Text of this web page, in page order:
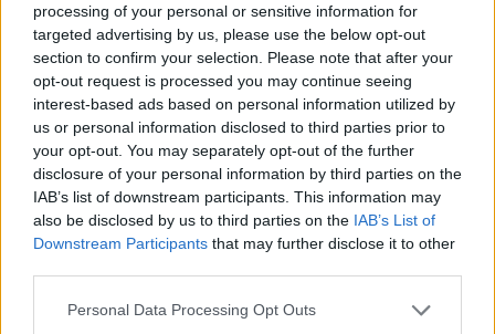
processing of your personal or sensitive information for
targeted advertising by us, please use the below opt-out
section to confirm your selection. Please note that after your
opt-out request is processed you may continue seeing
interest-based ads based on personal information utilized by
us or personal information disclosed to third parties prior to
your opt-out. You may separately opt-out of the further
disclosure of your personal information by third parties on the
IAB’s list of downstream participants. This information may
also be disclosed by us to third parties on the IAB’s List of
Downstream Participants that may further disclose it to other
Personal Data Processing Opt Outs
Pripravte vašu pokožku
na sychravé dni
Starostlivosť o pleť v
lete
HODNOTENIE OBCHODU